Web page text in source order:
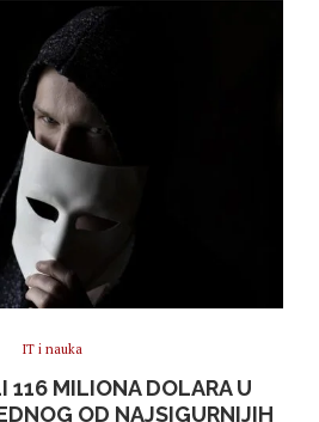
IT i nauka
116 MILIONA DOLARA U
OD NAJSIGURNIJIH